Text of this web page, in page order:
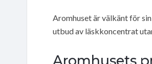
Aromhuset är välkänt för
utbud av läskkoncentrat
Aromhusets